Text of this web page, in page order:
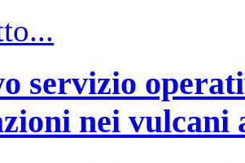
servizio
nei vulcani